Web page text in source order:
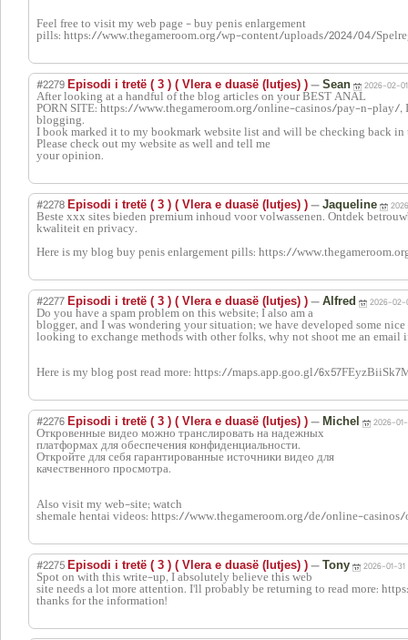
Feel free to visit my web page - buy penis enlargement
pills: https://www.thegameroom.org/wp-content/uploads/2024/04/
#2279 Episodi i tretë ( 3 ) ( Vlera e duasë (lutjes) ) — Sean 2026-02-01
After looking at a handful of the blog articles on your BEST ANAL
PORN SITE: https://www.thegameroom.org/online-casinos/pay-n-play/,
blogging.
I book marked it to my bookmark website list and will be checking back in
Please check out my website as well and tell me
your opinion.
#2278 Episodi i tretë ( 3 ) ( Vlera e duasë (lutjes) ) — Jaqueline
Beste xxx sites bieden premium inhoud voor volwassenen. Ontdek
kwaliteit en privacy.
Here is my blog buy penis enlargement pills: https://
#2277 Episodi i tretë ( 3 ) ( Vlera e duasë (lutjes) ) — Alfred 2026-02-
Do you have a spam problem on this website; I also am a
blogger, and I was wondering your situation; we have developed some nice
looking to exchange methods with other folks, why not shoot me an email
Here is my blog post read more: https://maps.app.goo.gl/
#2276 Episodi i tretë ( 3 ) ( Vlera e duasë (lutjes) ) — Michel 2026-
Откровенные видео можно транслировать на надежных
платформах для обеспечения конфиденциальности.
Откройте для себя гарантированные источники видео для
качественного просмотра.
Also visit my web-site; watch
shemale hentai videos: https://www.thegameroom.org/de/online-
#2275 Episodi i tretë ( 3 ) ( Vlera e duasë (lutjes) ) — Tony 2026-01-31
Spot on with this write-up, I absolutely believe this web
site needs a lot more attention. I'll probably be returning to read more:
thanks for the information!